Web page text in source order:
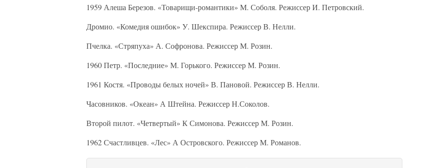
1959 Алеша Березов. «Товарищи-романтики» М. Соболя. Режиссер И. Петровский.
Дромио. «Комедия ошибок» У. Шекспира. Режиссер В. Нелли.
Пчелка. «Стряпуха» А. Софронова. Режиссер М. Розин.
1960 Петр. «Последние» М. Горького. Режиссер М. Розин.
1961 Костя. «Проводы белых ночей» В. Пановой. Режиссер В. Нелли.
Часовников. «Океан» А Штейна. Режиссер Н.Соколов.
Второй пилот. «Четвертый» К Симонова. Режиссер М. Розин.
1962 Счастливцев. «Лес» А Островского. Режиссер М. Романов.